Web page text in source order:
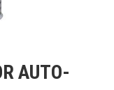
AUTO-